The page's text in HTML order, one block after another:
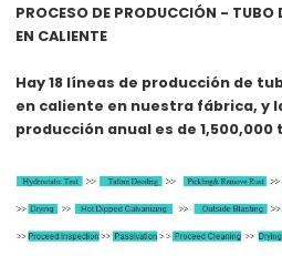
PROCESO DE PRODUCCIÓN - TUBO
EN CALIENTE
Hay 18 líneas de producción de
en caliente en nuestra fábrica, y
producción anual es de 1,500,000